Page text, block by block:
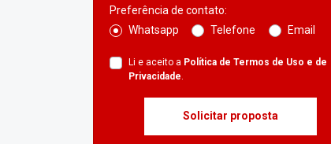
Preferência de contato:
Whatsapp
Telefone Email
Li e aceito a Política de Termos de Uso e de
Privacidade.
Solicitar proposta